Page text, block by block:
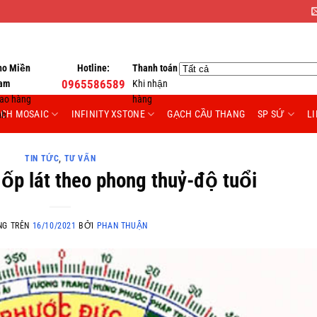
Miền
hàng
Hotline:
0965586589
Thanh toán
Khi nhận
hàng
MOSAIC INFINITY XSTONE GẠCH CẦU THANG SP SỨ
TIN TỨC, TƯ VẤN
lát theo phong thuỷ-độ tuổi
TRÊN 16/10/2021 BỞI PHAN THUẬN